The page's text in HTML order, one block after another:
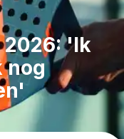
2026: 'Ik
nog